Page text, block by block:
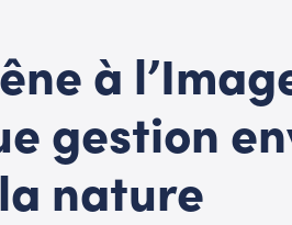
à
gestion
nature